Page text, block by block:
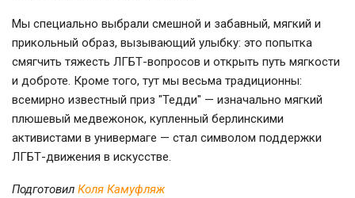
Мы специально выбрали смешной и забавный, мягкий и
прикольный образ, вызывающий улыбку: это попытка
смягчить тяжесть ЛГБТ-вопросов и открыть путь мягкости
и доброте. Кроме того, тут мы весьма традиционны:
всемирно известный приз "Тедди" — изначально мягкий
плюшевый медвежонок, купленный берлинскими
активистами в универмаге — стал символом поддержки
ЛГБТ-движения в искусстве.
Подготовил Коля Камуфляж